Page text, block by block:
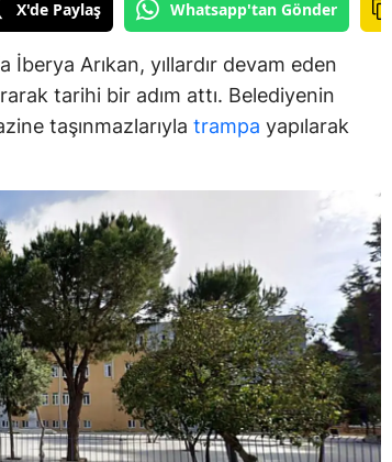
X'de Paylaş Whatsapp'tan Gönder
İberya Arıkan, yıllardır devam eden
tarihi bir adım attı. Belediyenin
taşınmazlarıyla trampa yapılarak